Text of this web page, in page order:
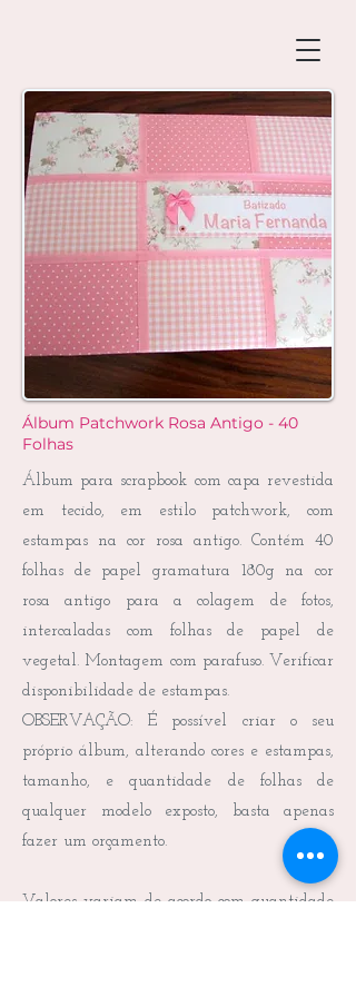
Álbum Patchwork Rosa Antigo - 40
Folhas
Álbum para scrapbook com capa revestida
em tecido, em estilo patchwork, com
estampas na cor rosa antigo. Contém 40
folhas de papel gramatura 180g na cor
rosa antigo para a colagem de fotos,
intercaladas com folhas de papel de
vegetal. Montagem com parafuso. Verificar
disponibilidade de estampas.
OBSERVAÇÃO: É possível criar o seu
próprio álbum, alterando cores e estampas,
tamanho, e quantidade de folhas de
qualquer modelo exposto, basta apenas
fazer um orçamento.
Valores variam de acordo com quantidade